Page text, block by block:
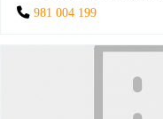
981 004 199